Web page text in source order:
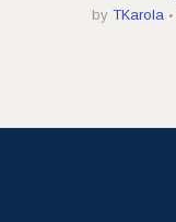
by TKarola